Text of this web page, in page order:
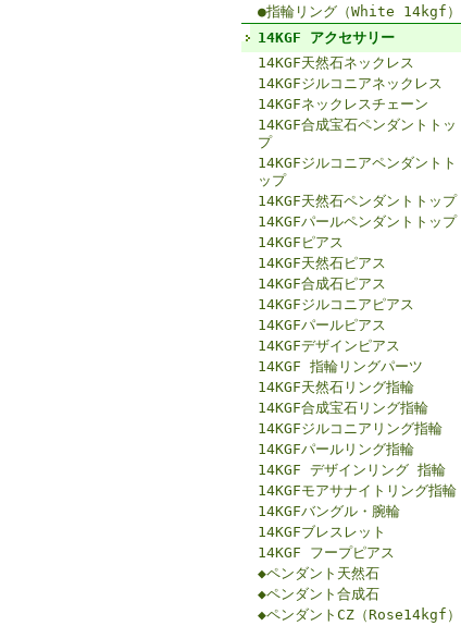
●指輪リング（White 14kgf）
14KGF アクセサリー
14KGF天然石ネックレス
14KGFジルコニアネックレス
14KGFネックレスチェーン
14KGF合成宝石ペンダントトッ
プ
14KGFジルコニアペンダントト
ップ
14KGF天然石ペンダントトップ
14KGFパールペンダントトップ
14KGFピアス
14KGF天然石ピアス
14KGF合成石ピアス
14KGFジルコニアピアス
14KGFパールピアス
14KGFデザインピアス
14KGF 指輪リングパーツ
14KGF天然石リング指輪
14KGF合成宝石リング指輪
14KGFジルコニアリング指輪
14KGFパールリング指輪
14KGF デザインリング 指輪
14KGFモアサナイトリング指輪
14KGFバングル・腕輪
14KGFブレスレット
14KGF フープピアス
◆ペンダント天然石
◆ペンダント合成石
◆ペンダントCZ（Rose14kgf）